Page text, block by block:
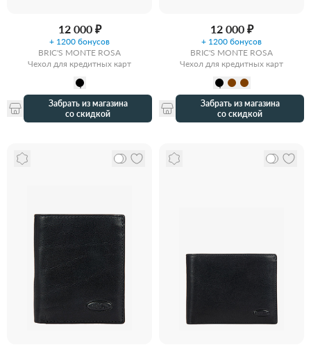
12 000 ₽
+ 1200 бонусов
BRIC'S MONTE ROSA
Чехол для кредитных карт
Забрать из магазина
со скидкой
12 000 ₽
+ 1200 бонусов
BRIC'S MONTE ROSA
Чехол для кредитных карт
Забрать из магазина
со скидкой